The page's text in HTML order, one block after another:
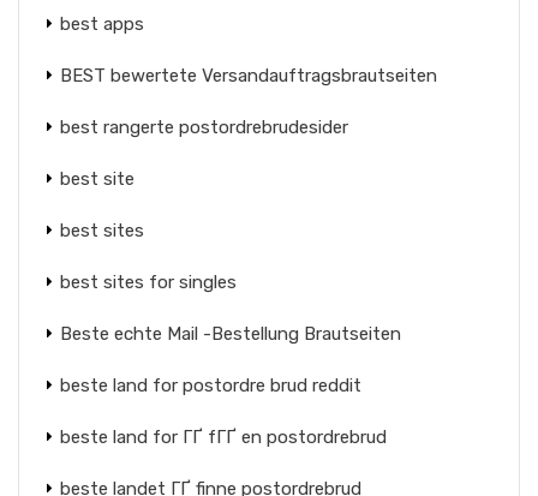
best apps
BEST bewertete Versandauftragsbrautseiten
best rangerte postordrebrudesider
best site
best sites
best sites for singles
Beste echte Mail -Bestellung Brautseiten
beste land for postordre brud reddit
beste land for ГҐ fГҐ en postordrebrud
beste landet ГҐ finne postordrebrud